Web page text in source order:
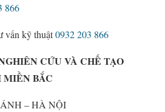
866
vấn kỹ thuật0932 203 866
CỨU VÀ CHẾ TẠO
BẮC
– HÀ NỘI